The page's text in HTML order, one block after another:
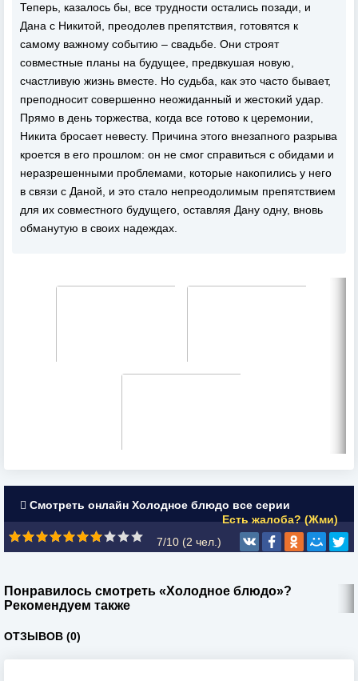
Теперь, казалось бы, все трудности остались позади, и
Дана с Никитой, преодолев препятствия, готовятся к
самому важному событию – свадьбе. Они строят
совместные планы на будущее, предвкушая новую,
счастливую жизнь вместе. Но судьба, как это часто бывает,
преподносит совершенно неожиданный и жестокий удар.
Прямо в день торжества, когда все готово к церемонии,
Никита бросает невесту. Причина этого внезапного разрыва
кроется в его прошлом: он не смог справиться с обидами и
неразрешенными проблемами, которые накопились у него
в связи с Даной, и это стало непреодолимым препятствием
для их совместного будущего, оставляя Дану одну, вновь
обманутую в своих надеждах.
Смотреть онлайн Холодное блюдо все серии
Есть жалоба? (Жми)
7/10 (2 чел.)
Понравилось смотреть «Холодное блюдо»?
Рекомендуем также
ОТЗЫВОВ (0)